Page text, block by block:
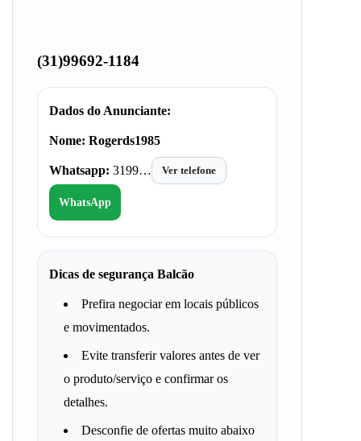
(31)99692-1184
Dados do Anunciante:
Nome: Rogerds1985
Whatsapp: 3199… Ver telefone
WhatsApp
Dicas de segurança Balcão
Prefira negociar em locais públicos
e movimentados.
Evite transferir valores antes de ver
o produto/serviço e confirmar os
detalhes.
Desconfie de ofertas muito abaixo